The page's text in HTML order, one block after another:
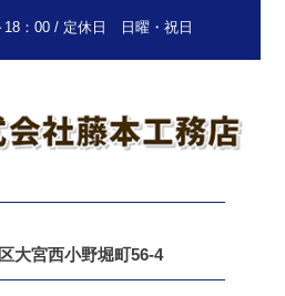
：00 / 定休日 日曜・祝日
大宮西小野堀町56-4